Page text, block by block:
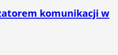
komunikacji w